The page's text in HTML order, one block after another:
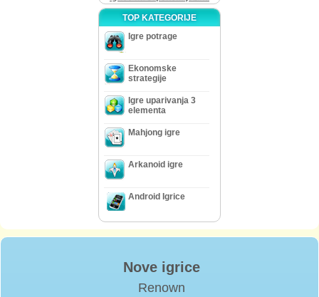
TOP KATEGORIJE
Igre potrage
Ekonomske
strategije
Igre uparivanja 3
elementa
Mahjong igre
Arkanoid igre
Android Igrice
Nove igrice
Renown